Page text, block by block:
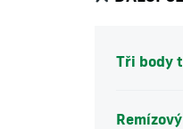
Tři body